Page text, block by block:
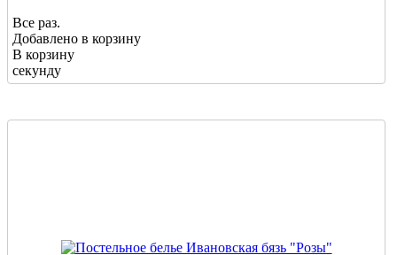
Все раз.
Добавлено в корзину
В корзину
секунду